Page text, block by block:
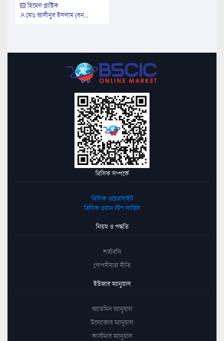
হিমেল প্লাষ্টিক
মোঃ আলীনুর ইসলাম (রন...
বিসিক সম্পর্কে
বিসিক ওয়েবসাইট
বিসিক ওয়ান স্টপ সার্ভিস
নিয়ম ও পদ্ধতি
শর্তাবলি
গোপনীয়তা নীতি
ইউজার ম্যানুয়াল
অ্যাডমিন ম্যানুয়াল
উদ্যোক্তার ম্যানুয়াল
কাস্টমার ম্যানুয়াল